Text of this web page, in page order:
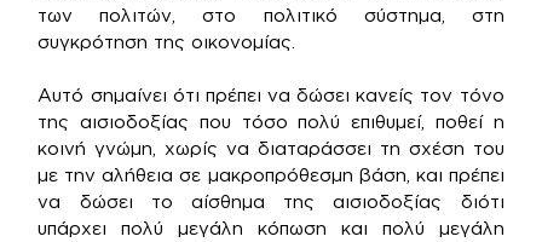
των πολιτών, στο πολιτικό σύστημα, στη
συγκρότηση της οικονομίας.
Αυτό σημαίνει ότι πρέπει να δώσει κανείς τον τόνο
της αισιοδοξίας που τόσο πολύ επιθυμεί, ποθεί η
κοινή γνώμη, χωρίς να διαταράσσει τη σχέση του
με την αλήθεια σε μακροπρόθεσμη βάση, και πρέπει
να δώσει το αίσθημα της αισιοδοξίας διότι
υπάρχει πολύ μεγάλη κόπωση και πολύ μεγάλη